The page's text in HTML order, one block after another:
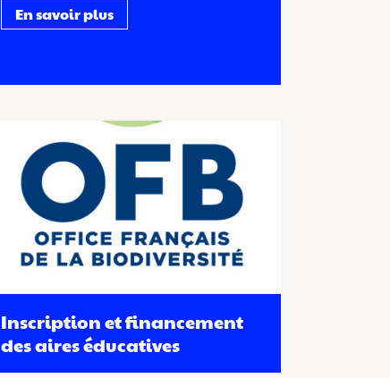
En savoir plus
Inscription et financement
des aires éducatives